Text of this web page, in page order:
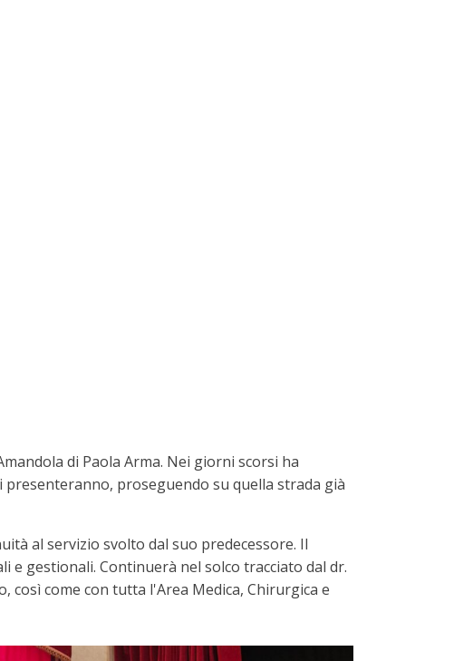
di Paola Arma. Nei giorni scorsi ha
proseguendo su quella strada già
al servizio svolto dal suo predecessore. Il
gestionali. Continuerà nel solco tracciato dal dr.
così come con tutta l'Area Medica, Chirurgica e